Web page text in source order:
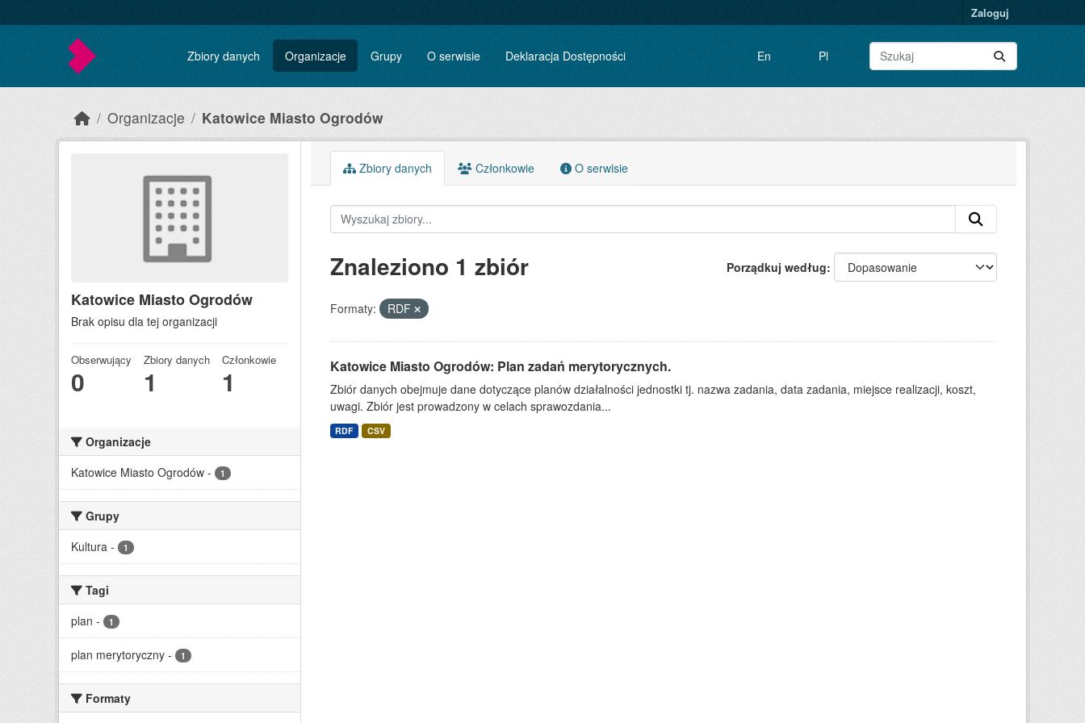
Zaloguj
Zbiory danych Organizacje Grupy O serwisie Deklaracja Dostępności En Pl
Organizacje Katowice Miasto Ogrodów
Katowice Miasto Ogrodów
Brak opisu dla tej organizacji
Obserwujący
0
Zbiory danych
1
Członkowie
1
Organizacje
Katowice Miasto Ogrodów - 1
Grupy
Kultura - 1
Tagi
plan - 1
plan merytoryczny - 1
Formaty
Zbiory danych Członkowie O serwisie
Porządkuj według
Znaleziono 1 zbiór
Formaty: RDF
Katowice Miasto Ogrodów: Plan zadań merytorycznych.
Zbiór danych obejmuje dane dotyczące planów działalności jednostki tj. nazwa zadania, data zadania, miejsce realizacji, koszt,
uwagi. Zbiór jest prowadzony w celach sprawozdania...
RDF CSV